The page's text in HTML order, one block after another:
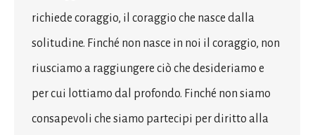
richiede coraggio, il coraggio che nasce dalla
solitudine. Finché non nasce in noi il coraggio, non
riusciamo a raggiungere ciò che desideriamo e
per cui lottiamo dal profondo. Finché non siamo
consapevoli che siamo partecipi per diritto alla